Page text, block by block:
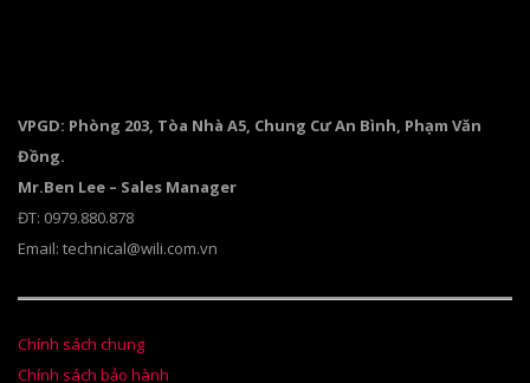
VPGD: Phòng 203, Tòa Nhà A5, Chung Cư An Bình, Phạm Văn
Đồng.
Mr.Ben Lee – Sales Manager
ĐT: 0979.880.878
Email: technical@wili.com.vn
Chính sách chung
Chính sách bảo hành